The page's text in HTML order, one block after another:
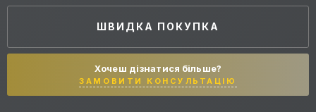
ШВИДКА ПОКУПКА
Хочеш дізнатися більше?
ЗАМОВИТИ КОНСУЛЬТАЦІЮ